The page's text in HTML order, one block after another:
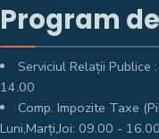
Program
Serviciul Relații
14.00
Comp. Impozite Taxe
Luni,Marți,Joi: 09.00 -